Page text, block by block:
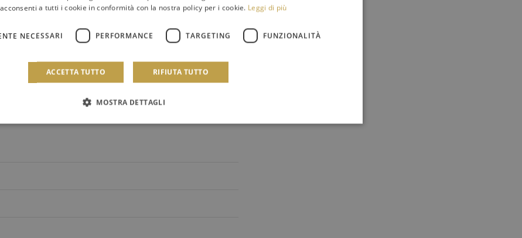
a tutti i cookie in conformità con la nostra policy per i cookie. Leggi di più
NECESSARI PERFORMANCE TARGETING FUNZIONALITÀ
ACCETTA TUTTO RIFIUTA TUTTO
MOSTRA DETTAGLI